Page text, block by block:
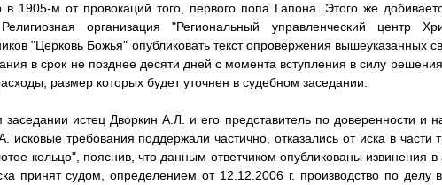
в 1905-м от провокаций того, первого попа Гапона. Этого же
Религиозная организация "Региональный управленческий центр
"Церковь Божья" опубликовать текст опровержения вышеуказанных
в срок не позднее десяти дней с момента вступления в силу решения
размер которых будет уточнен в судебном заседании.
заседании истец Дворкин А.Л. и его представитель по доверенности и
исковые требования поддержали частично, отказались от иска в
кольцо", пояснив, что данным ответчиком опубликованы извинения в
принят судом, определением от 12.12.2006 г. производство по делу